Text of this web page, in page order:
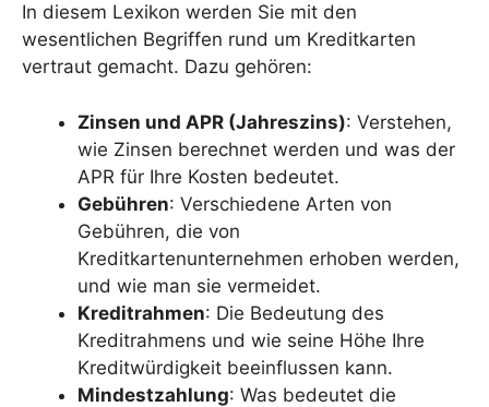
In diesem Lexikon werden Sie mit den
wesentlichen Begriffen rund um Kreditkarten
vertraut gemacht. Dazu gehören:
Zinsen und APR (Jahreszins): Verstehen,
wie Zinsen berechnet werden und was der
APR für Ihre Kosten bedeutet.
Gebühren: Verschiedene Arten von
Gebühren, die von
Kreditkartenunternehmen erhoben werden,
und wie man sie vermeidet.
Kreditrahmen: Die Bedeutung des
Kreditrahmens und wie seine Höhe Ihre
Kreditwürdigkeit beeinflussen kann.
Mindestzahlung: Was bedeutet die